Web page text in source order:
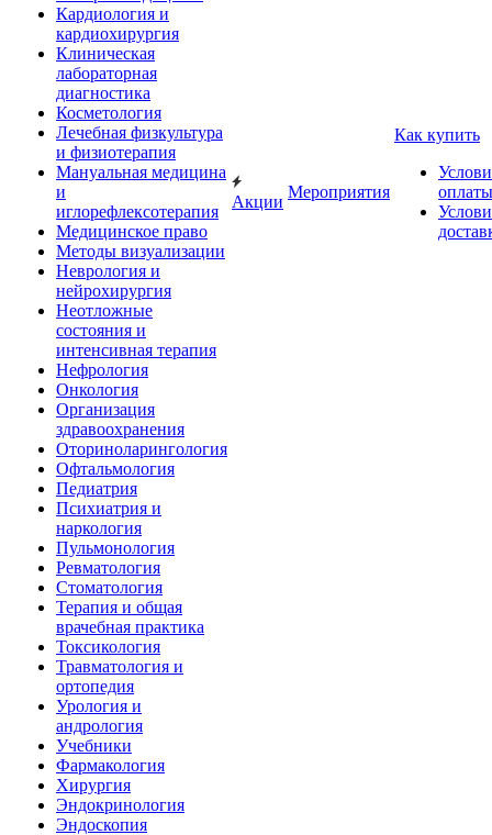
Кардиология и
кардиохирургия
Клиническая
лабораторная
диагностика
Косметология
Лечебная физкультура
и физиотерапия
Мануальная медицина
и
иглорефлексотерапия
Медицинское право
Методы визуализации
Неврология и
нейрохирургия
Неотложные
состояния и
интенсивная терапия
Нефрология
Онкология
Организация
здравоохранения
Оториноларингология
Офтальмология
Педиатрия
Психиатрия и
наркология
Пульмонология
Ревматология
Стоматология
Терапия и общая
врачебная практика
Токсикология
Травматология и
ортопедия
Урология и
андрология
Учебники
Фармакология
Хирургия
Эндокринология
Эндоскопия
Акции
Мероприятия
Как купить
оплаты